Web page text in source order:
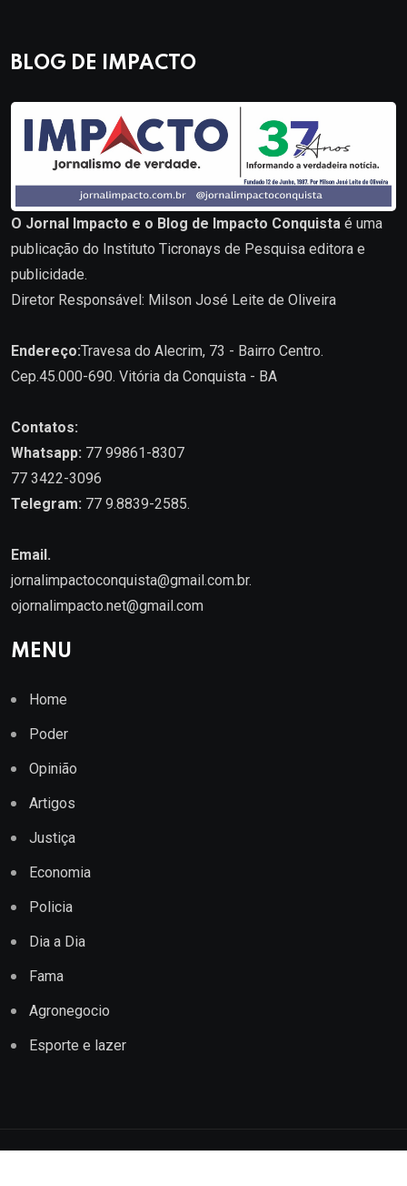
BLOG DE IMPACTO
O Jornal Impacto e o Blog de Impacto Conquista é uma
publicação do Instituto Ticronays de Pesquisa editora e
publicidade.
Diretor Responsável: Milson José Leite de Oliveira
Endereço:Travesa do Alecrim, 73 - Bairro Centro.
Cep.45.000-690. Vitória da Conquista - BA
Contatos:
Whatsapp: 77 99861-8307
77 3422-3096
Telegram: 77 9.8839-2585.
Email.
jornalimpactoconquista@gmail.com.br.
ojornalimpacto.net@gmail.com
MENU
Home
Poder
Opinião
Artigos
Justiça
Economia
Policia
Dia a Dia
Fama
Agronegocio
Esporte e lazer